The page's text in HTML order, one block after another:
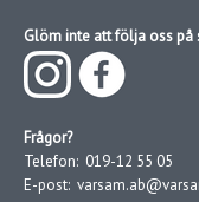
Glöm inte att följa oss på
Frågor?
Telefon: 019-12 55 05
E-post: